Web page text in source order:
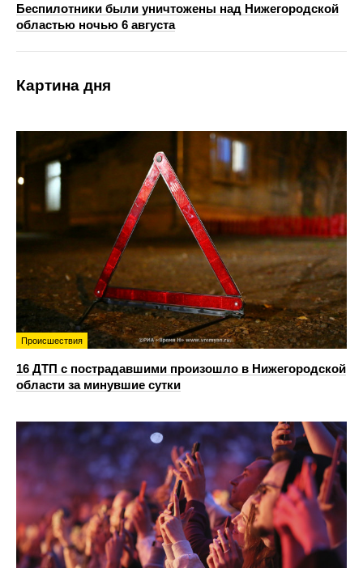
Беспилотники были уничтожены над Нижегородской
областью ночью 6 августа
Картина дня
Происшествия
16 ДТП с пострадавшими произошло в Нижегородской
области за минувшие сутки